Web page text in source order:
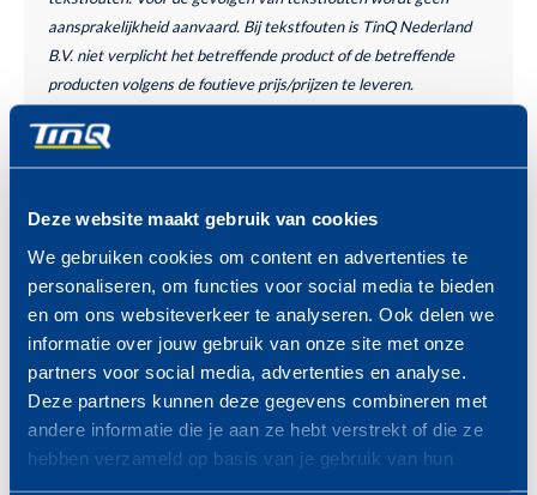
Deze website maakt gebruik van cookies
We gebruiken cookies om content en advertenties te
personaliseren, om functies voor social media te bieden
en om ons websiteverkeer te analyseren. Ook delen we
informatie over jouw gebruik van onze site met onze
partners voor social media, advertenties en analyse.
Deze partners kunnen deze gegevens combineren met
andere informatie die je aan ze hebt verstrekt of die ze
hebben verzameld op basis van je gebruik van hun
services.
aansprakelijkheid aanvaard. Bij tekstfouten is TinQ Nederland
B.V. niet verplicht het betreffende product of de betreffende
producten volgens de foutieve prijs/prijzen te leveren.
Bekijk hier de komende
ZONDAG 23 AUGUSTUS
VAN 09.00 -19.00 UUR